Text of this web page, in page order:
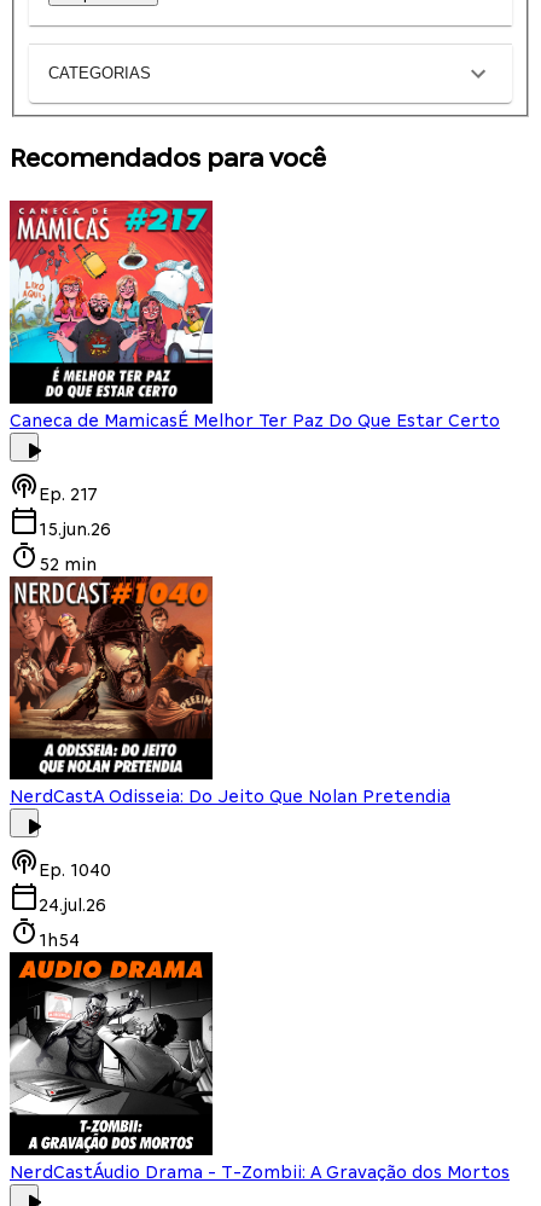
CATEGORIAS
Recomendados para você
Caneca de MamicasÉ Melhor Ter Paz Do Que Estar Certo
Ep. 217
15.jun.26
52 min
NerdCastA Odisseia: Do Jeito Que Nolan Pretendia
Ep. 1040
24.jul.26
1h54
NerdCastÁudio Drama - T-Zombii: A Gravação dos Mortos